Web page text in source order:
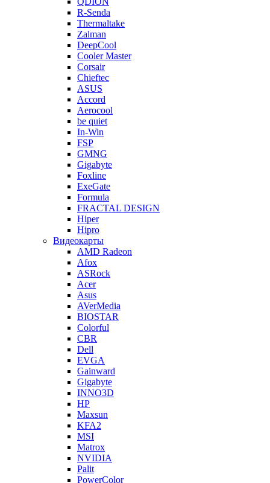
R-Senda
Thermaltake
Zalman
DeepCool
Cooler Master
Corsair
Chieftec
ASUS
Accord
Aerocool
be quiet
In-Win
FSP
GMNG
Gigabyte
Foxline
ExeGate
Formula
FRACTAL DESIGN
Hiper
Hipro
Видеокарты
AMD Radeon
Afox
ASRock
Acer
Asus
AVerMedia
BIOSTAR
Colorful
CBR
Dell
EVGA
Gainward
Gigabyte
INNO3D
HP
Maxsun
KFA2
MSI
Matrox
NVIDIA
Palit
PowerColor